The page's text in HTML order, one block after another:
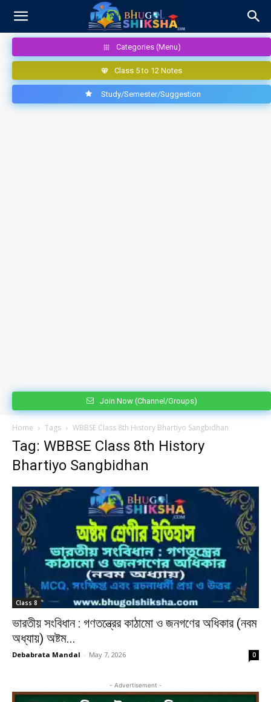
Categories (Menu)
Class 5 to 12 Notes
Study/Semester/Suggestion
Join Now (Channel/Groups)
Home Tags WBBSE Class 8th History Bhartiyo Sangbidhan
Tag: WBBSE Class 8th History
Bhartiyo Sangbidhan
Class 8
ভারতীয় সংবিধান : গণতন্ত্রের কাঠামো ও জনগণের অধিকার (নবম
অধ্যায়) অষ্টম...
Debabrata Mandal - May 7, 2026 0
- Advertisement -